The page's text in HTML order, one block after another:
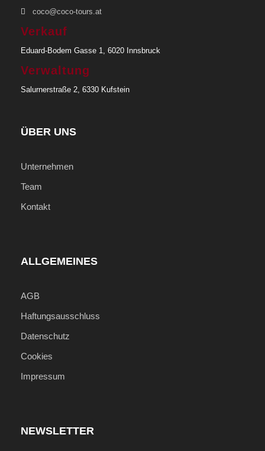
coco@coco-tours.at
Verkauf
Eduard-Bodem Gasse 1, 6020 Innsbruck
Verwaltung
Salurnerstraße 2, 6330 Kufstein
ÜBER UNS
Unternehmen
Team
Kontakt
ALLGEMEINES
AGB
Haftungsausschluss
Datenschutz
Cookies
Impressum
NEWSLETTER